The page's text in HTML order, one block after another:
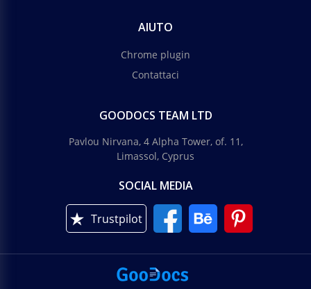
AIUTO
Chrome plugin
Contattaci
GOODOCS TEAM LTD
Pavlou Nirvana, 4 Alpha Tower, of. 11,
Limassol, Cyprus
SOCIAL MEDIA
Trustpilot